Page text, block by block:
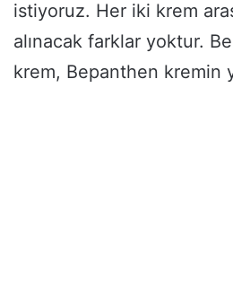
istiyoruz. Her iki krem
alınacak farklar yoktur.
krem, Bepanthen kremin